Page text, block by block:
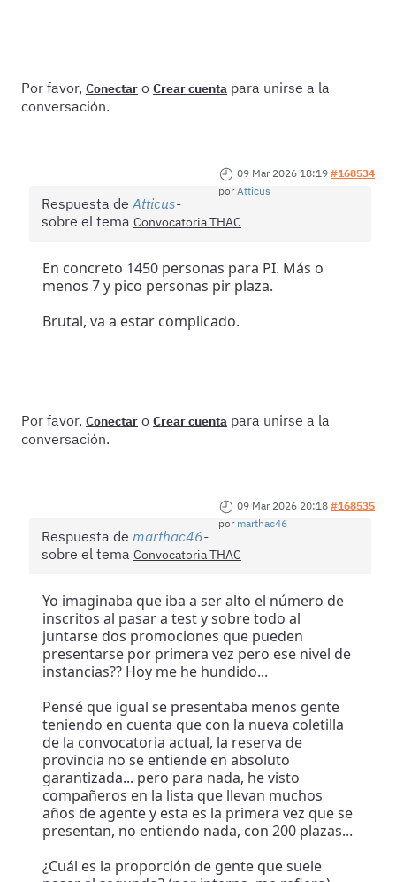
Por favor, Conectar o Crear cuenta para unirse a la
conversación.
09 Mar 2026 18:19 #168534
porAtticus
Respuesta deAtticus
sobre el tema Convocatoria THAC
En concreto 1450 personas para PI. Más o
menos 7 y pico personas pir plaza.
Brutal, va a estar complicado.
Por favor, Conectar o Crear cuenta para unirse a la
conversación.
09 Mar 2026 20:18 #168535
por marthac46
Respuesta de marthac46
sobre el tema Convocatoria THAC
Yo imaginaba que iba a ser alto el número de
inscritos al pasar a test y sobre todo al
juntarse dos promociones que pueden
presentarse por primera vez pero ese nivel de
instancias?? Hoy me he hundido...
Pensé que igual se presentaba menos gente
teniendo en cuenta que con la nueva coletilla
de la convocatoria actual, la reserva de
provincia no se entiende en absoluto
garantizada... pero para nada, he visto
compañeros en la lista que llevan muchos
años de agente y esta es la primera vez que se
presentan, no entiendo nada, con 200 plazas...
¿Cuál es la proporción de gente que suele